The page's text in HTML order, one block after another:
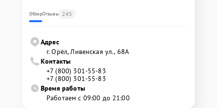
ОбзорОтзывы 245
Адрес
г. Орёл, Ливенская ул., 68А
Контакты
+7 (800) 301-55-83
+7 (800) 301-55-83
Время работы
Работаем с 09:00 до 21:00